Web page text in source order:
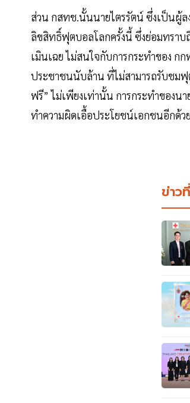
ส่วน กสทช.นั้นนายไตรรัตน์ ซึ่งเป็นผู้ล
ลิขสิทธิ์ฟุตบอลโลกครั้งนี้ ซึ่งย่อมทราบ
เมินเฉย ไม่สนใจกับการกระทำของ
ประชาชนนับล้าน ที่ไม่สามารถรับชม
ฟรี” ไม่เพียงเท่านั้น การกระทำของน
ทำความผิดเอื้อประโยชน์เอกชนอีกด้วย
ข่าว